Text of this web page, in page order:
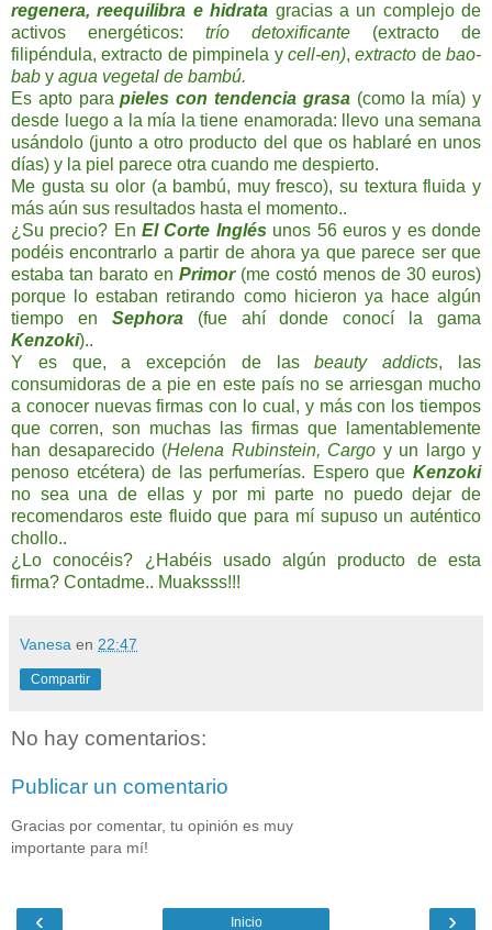
regenera, reequilibra e hidrata gracias a un complejo de
activos energéticos: trío detoxificante (extracto de
filipéndula, extracto de pimpinela y cell-en),extracto de bao-
bab y agua vegetal de bambú.
Es apto parapieles con tendencia grasa (como la mía) y
desde luego a la mía la tiene enamorada: llevo una semana
usándolo (junto a otro producto del que os hablaré en unos
días) y la piel parece otra cuando me despierto.
Me gusta su olor (a bambú, muy fresco), su textura fluida y
más aún sus resultados hasta el momento..
¿Su precio? EnEl Corte Inglésunos 56 euros y es donde
podéis encontrarlo a partir de ahora ya que parece ser que
estaba tan barato en Primor(me costó menos de 30 euros)
porque lo estaban retirando como hicieron ya hace algún
tiempo en Sephora(fue ahí donde conocí la gama
Kenzoki)..
Y es que, a excepción de lasbeauty addicts, las
consumidoras de a pie en este país no se arriesgan mucho
a conocer nuevas firmas con lo cual, y más con los tiempos
que corren, son muchas las firmas que lamentablemente
han desaparecido (Helena Rubinstein, Cargo y un largo y
penoso etcétera) de las perfumerías. Espero que Kenzoki
no sea una de ellas y por mi parte no puedo dejar de
recomendaros este fluido que para mí supuso un auténtico
chollo..
¿Lo conocéis? ¿Habéis usado algún producto de esta
firma? Contadme.. Muaksss!!!
Vanesa en 22:47
Compartir
No hay comentarios:
Publicar un comentario
Gracias por comentar, tu opinión es muy
importante para mí!
‹ ›
Inicio